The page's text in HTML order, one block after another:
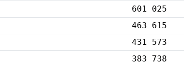
601 025
463 615
431 573
383 738